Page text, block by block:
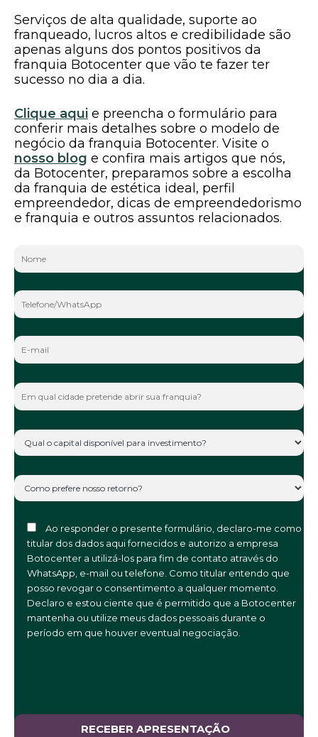
Serviços de alta qualidade, suporte ao
franqueado, lucros altos e credibilidade são
apenas alguns dos pontos positivos da
franquia Botocenter que vão te fazer ter
sucesso no dia a dia.
Clique aqui e preencha o formulário para
conferir mais detalhes sobre o modelo de
negócio da franquia Botocenter. Visite o
nosso blog e confira mais artigos que nós,
da Botocenter, preparamos sobre a escolha
da franquia de estética ideal, perfil
empreendedor, dicas de empreendedorismo
e franquia e outros assuntos relacionados.
Ao responder o presente formulário, declaro-me como
titular dos dados aqui fornecidos e autorizo a empresa
Botocenter a utilizá-los para fim de contato através do
WhatsApp, e-mail ou telefone. Como titular entendo que
posso revogar o consentimento a qualquer momento.
Declaro e estou ciente que é permitido que a Botocenter
mantenha ou utilize meus dados pessoais durante o
período em que houver eventual negociação.